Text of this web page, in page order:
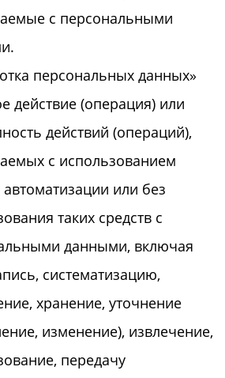
с персональными
персональных данных»
действие (операция) или
действий (операций),
с использованием
автоматизации или без
таких средств с
данными, включая
систематизацию,
хранение, уточнение
изменение), извлечение,
передачу